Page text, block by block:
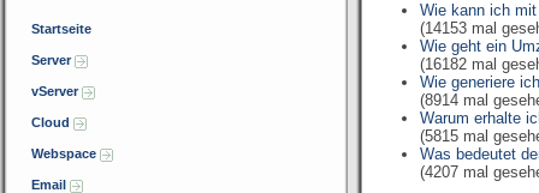
Startseite
Server
vServer
Cloud
Webspace
Email
Wie kann ich
(14153 mal
Wie geht ein
(16182 mal
Wie generiere
(8914 mal
Warum erhalte
(5815 mal
Was bedeutet
(4207 mal